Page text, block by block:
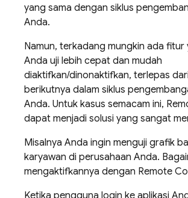
yang sama dengan siklus
Anda.
Namun, terkadang mungkin ada fitur
Anda uji lebih cepat dan mudah
diaktifkan/dinonaktifkan, terlepas
berikutnya dalam siklus
Anda. Untuk kasus semacam ini,
dapat menjadi solusi yang sangat
Misalnya Anda ingin menguji grafik
karyawan di perusahaan Anda.
mengaktifkannya dengan Remote
Ketika pengguna login ke aplikasi